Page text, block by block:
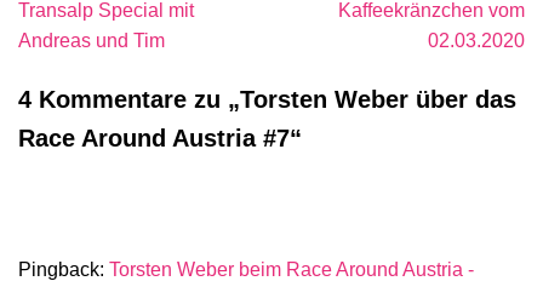
Transalp Special mit
Andreas und Tim
Kaffeekränzchen vom
02.03.2020
4 Kommentare zu „Torsten Weber über das
Race Around Austria #7“
Pingback: Torsten Weber beim Race Around Austria -